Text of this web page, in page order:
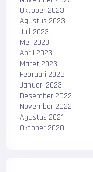
Oktober 2023
Agustus 2023
Juli 2023
Mei 2023
April 2023
Maret 2023
Februari 2023
Januari 2023
Desember 2022
November 2022
Agustus 2021
Oktober 2020